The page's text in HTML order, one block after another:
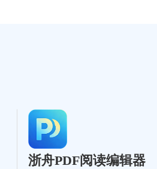
浙舟PDF阅读编辑器